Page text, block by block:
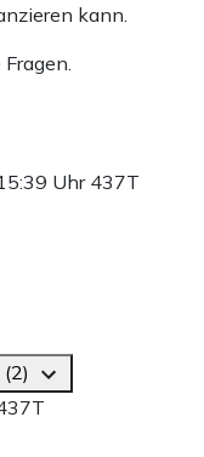
kann.
Uhr 437T